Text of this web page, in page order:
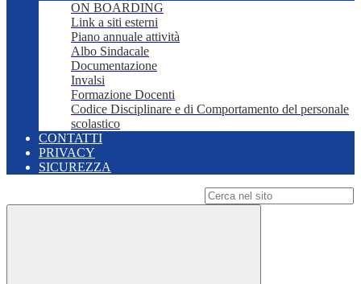
ON BOARDING
Link a siti esterni
Piano annuale attività
Albo Sindacale
Documentazione
Invalsi
Formazione Docenti
Codice Disciplinare e di Comportamento del personale
scolastico
CONTATTI
PRIVACY
SICUREZZA